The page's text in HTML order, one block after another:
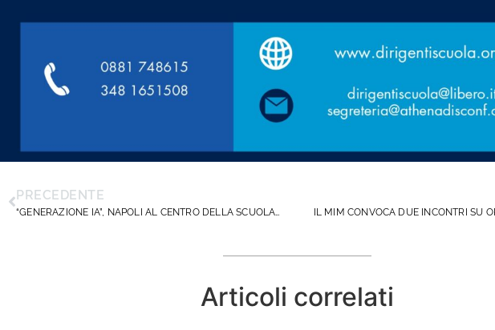
PRECEDENTE
“GENERAZIONE IA”, NAPOLI AL CENTRO DELLA SCUOLA DEL FUTURO
Articoli correlati